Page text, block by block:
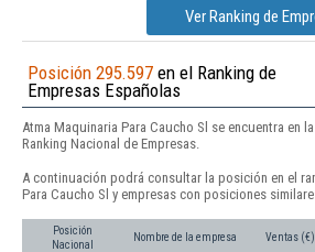
Ver Ranking de
Posición 295.597 en el Ranking de
Empresas Españolas
Atma Maquinaria Para Caucho Sl se encuentra en
Ranking Nacional de Empresas.
A continuación podrá consultar la posición en el
Para Caucho Sl y empresas con posiciones
Posición
Nacional
Nombre de la empresa Ventas (€)